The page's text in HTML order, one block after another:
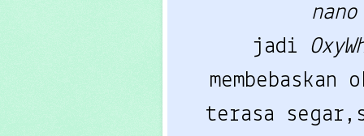
jadi
terasa